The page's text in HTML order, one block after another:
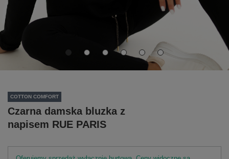
COTTON COMFORT
Czarna damska bluzka z
napisem RUE PARIS